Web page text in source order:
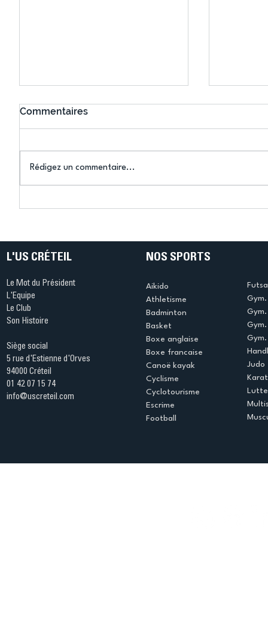
(Denise Huet)
(Didier
Commentaires
Rédigez un commentaire...
L'US CRÉTEIL
Le Mot du Président
L'Equipe
Le Club
Son Histoire
Siège social
5 rue d'Estienne d'Orves
94000 Créteil
01 42 07 15 74
info@uscreteil.com
NOS SPORTS
Aikido
Athletisme
Badminton
Basket
Boxe anglaise
Boxe francaise
Canoë kayak
Cyclisme
Cyclotourisme
Escrime
Football
Judo
Lutte